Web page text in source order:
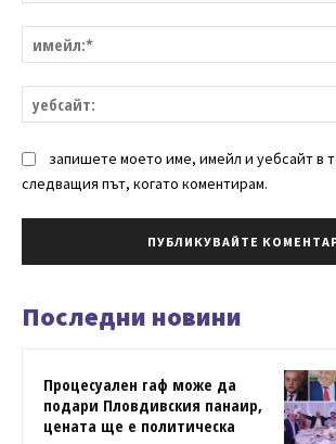
запишете моето име, имейл и уебсайт в
следващия път, когато коментирам.
Последни новини
Процесуален гаф може да
подари Пловдивския панаир,
цената ще е политическа